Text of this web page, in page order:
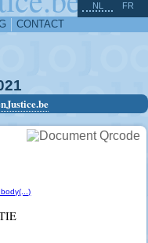
CONTACT
NL FR^